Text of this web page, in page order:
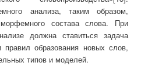
анализа, таким образом,
состава слова. При
должна ставиться задача
правил образования новых слов,
типов и моделей.